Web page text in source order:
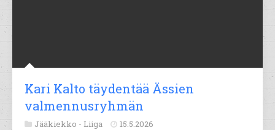
Kari Kalto täydentää Ässien
valmennusryhmän
Jääkiekko - Liiga 15.5.2026